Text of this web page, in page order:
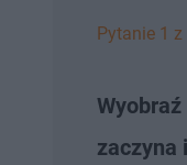
Pytanie 1 z
zaczyna